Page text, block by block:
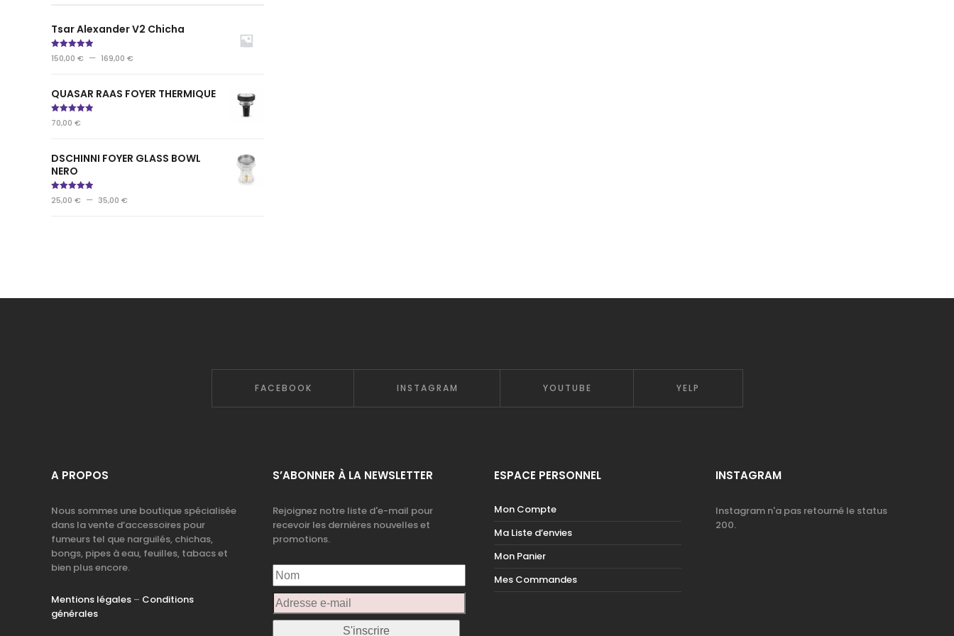
Tsar Alexander V2 Chicha
Note5.00
sur 5
150,00 € – 169,00 €
QUASAR RAAS FOYER THERMIQUE
Note5.00
sur 5
70,00 €
DSCHINNI FOYER GLASS BOWL
NERO
Note5.00
sur 5
25,00 € – 35,00 €
FACEBOOK INSTAGRAM YOUTUBE YELP
A PROPOS
Nous sommes une boutique spécialisée
dans la vente d’accessoires pour
fumeurs tel que narguilés, chichas,
bongs, pipes à eau, feuilles, tabacs et
bien plus encore.
Mentions légales – Conditions
générales
S’ABONNER À LA NEWSLETTER
Rejoignez notre liste d'e-mail pour
recevoir les dernières nouvelles et
promotions.
ESPACE PERSONNEL
Mon Compte
Ma Liste d’envies
Mon Panier
Mes Commandes
INSTAGRAM
Instagram n'a pas retourné le status
200.